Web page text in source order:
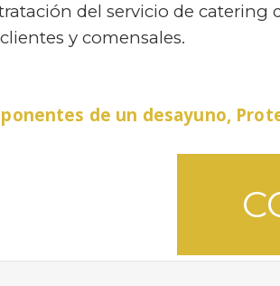
del servicio de
y comensales.
de un desayuno,